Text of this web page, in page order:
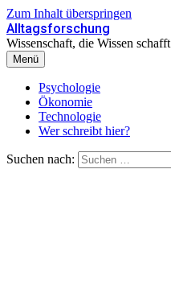
Zum Inhalt überspringen
Alltagsforschung
Wissenschaft, die Wissen schafft
Menü
Psychologie
Ökonomie
Technologie
Wer schreibt hier?
Suchen nach: